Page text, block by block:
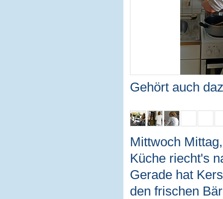
Gehört auch
Mittwoch
Küche riecht's
Gerade hat
den frischen